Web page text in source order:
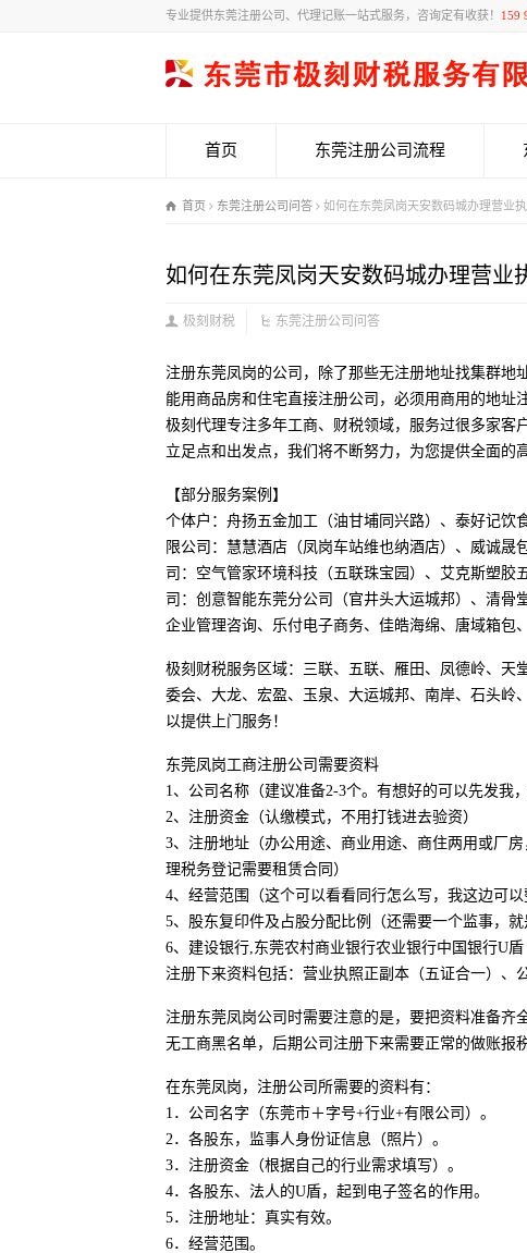
专业提供东莞注册公司、代理记账一站式服务，咨询定有收获！ 159
首页 东莞注册公司流程
首页 东莞注册公司问答 如何在东莞凤岗天安数码城办理营业
如何在东莞凤岗天安数码城办理营业
极刻财税 东莞注册公司问答
注册东莞凤岗的公司，除了那些无注册地址找集群
能用商品房和住宅直接注册公司，必须用商用的地址
极刻代理专注多年工商、财税领域，服务过很多家客
立足点和出发点，我们将不断努力，为您提供全面的
【部分服务案例】
个体户：舟扬五金加工（油甘埔同兴路）、泰好记
限公司：慧慧酒店（凤岗车站维也纳酒店）、威诚
司：空气管家环境科技（五联珠宝园）、艾克斯塑
司：创意智能东莞分公司（官井头大运城邦）、清
企业管理咨询、乐付电子商务、佳皓海绵、唐域箱包
极刻财税服务区域：三联、五联、雁田、凤德岭、
委会、大龙、宏盈、玉泉、大运城邦、南岸、石头岭
以提供上门服务！
东莞凤岗工商注册公司需要资料
1、公司名称（建议准备2-3个。有想好的可以先发我
2、注册资金（认缴模式，不用打钱进去验资）
3、注册地址（办公用途、商业用途、商住两用或厂
理税务登记需要租赁合同）
4、经营范围（这个可以看看同行怎么写，我这边可以
5、股东复印件及占股分配比例（还需要一个监事，
6、建设银行,东莞农村商业银行农业银行中国银行U
注册下来资料包括：营业执照正副本（五证合一）、
注册东莞凤岗公司时需要注意的是，要把资料准备
无工商黑名单，后期公司注册下来需要正常的做账报税
在东莞凤岗，注册公司所需要的资料有：
1．公司名字（东莞市＋字号+行业+有限公司）。
2．各股东，监事人身份证信息（照片）。
3．注册资金（根据自己的行业需求填写）。
4．各股东、法人的U盾，起到电子签名的作用。
5．注册地址：真实有效。
6．经营范围。